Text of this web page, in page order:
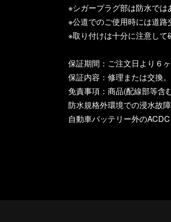
※シガープラグ部は防水では
※公道でのご使用時には道路
※取り付けは十分に注意して
保証期間：ご注文日より６
保証内容：修理または交換
免責事項：商品(配線部等含
防水規格外環境での浸水故
自動車バッテリー外の